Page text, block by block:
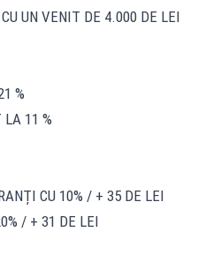
UN VENIT DE 4.000 DE LEI
%
LA 11 %
CU 10% / + 35 DE LEI
/ + 31 DE LEI